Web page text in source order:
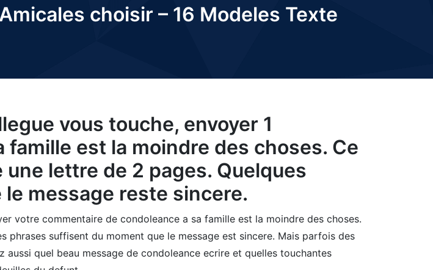
choisir – 16 Modeles Texte
vous touche, envoyer 1
est la moindre des choses. Ce
une lettre de 2 pages. Quelques
message reste sincere.
votre commentaire de condoleance a sa famille est la moindre des choses.
phrases suffisent du moment que le message est sincere. Mais parfois des
quel beau message de condoleance ecrire et quelles touchantes